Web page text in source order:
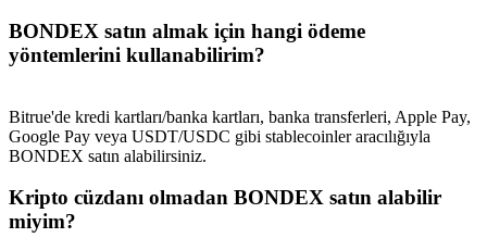
BONDEX satın almak için hangi ödeme
yöntemlerini kullanabilirim?
Bitrue'de kredi kartları/banka kartları, banka transferleri, Apple Pay,
Google Pay veya USDT/USDC gibi stablecoinler aracılığıyla
BONDEX satın alabilirsiniz.
Kripto cüzdanı olmadan BONDEX satın alabilir
miyim?